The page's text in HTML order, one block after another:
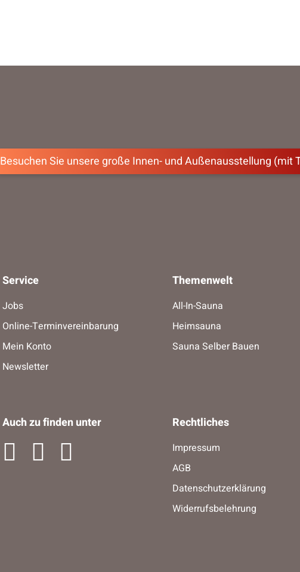
Besuchen Sie unsere große Innen- und Außenausstellung (mit
Service
Jobs
Online-Terminvereinbarung
Mein Konto
Newsletter
Themenwelt
All-In-Sauna
Heimsauna
Sauna Selber Bauen
Auch zu finden unter Rechtliches
Impressum
AGB
Datenschutzerklärung
Widerrufsbelehrung